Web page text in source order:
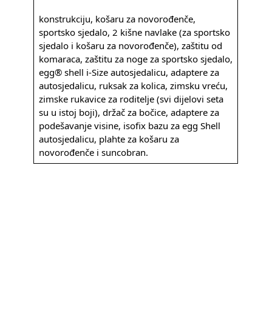
konstrukciju, košaru za novorođenče,
sportsko sjedalo, 2 kišne navlake (za sportsko
sjedalo i košaru za novorođenče), zaštitu od
komaraca, zaštitu za noge za sportsko sjedalo,
egg® shell i-Size autosjedalicu, adaptere za
autosjedalicu, ruksak za kolica, zimsku vreću,
zimske rukavice za roditelje (svi dijelovi seta
su u istoj boji), držač za bočice, adaptere za
podešavanje visine, isofix bazu za egg Shell
autosjedalicu, plahte za košaru za
novorođenče i suncobran.